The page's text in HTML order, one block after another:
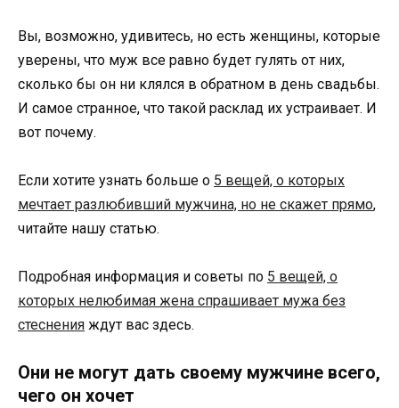
Вы, возможно, удивитесь, но есть женщины, которые
уверены, что муж все равно будет гулять от них,
сколько бы он ни клялся в обратном в день свадьбы.
И самое странное, что такой расклад их устраивает. И
вот почему.
Если хотите узнать больше о 5 вещей, о которых
мечтает разлюбивший мужчина, но не скажет прямо,
читайте нашу статью.
Подробная информация и советы по 5 вещей, о
которых нелюбимая жена спрашивает мужа без
стеснения ждут вас здесь.
Они не могут дать своему мужчине всего,
чего он хочет